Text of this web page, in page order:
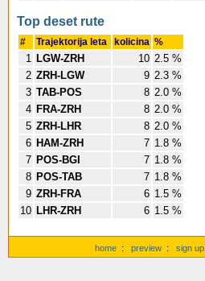
Top deset rute
# Trajektorija leta kolicina %
1 LGW-ZRH 10 2.5 %
2 ZRH-LGW 9 2.3 %
3 TAB-POS 8 2.0 %
4 FRA-ZRH 8 2.0 %
5 ZRH-LHR 8 2.0 %
6 HAM-ZRH 7 1.8 %
7 POS-BGI 7 1.8 %
8 POS-TAB 7 1.8 %
9 ZRH-FRA 6 1.5 %
10 LHR-ZRH 6 1.5 %
home : preview : sign up